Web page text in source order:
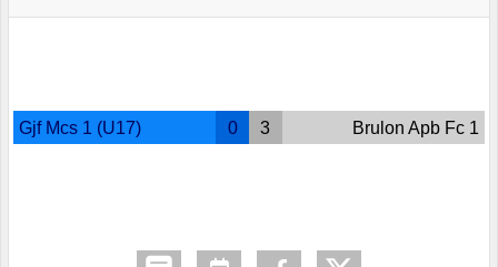
Gjf Mcs 1 (U17) 0 3 Brulon Apb Fc 1